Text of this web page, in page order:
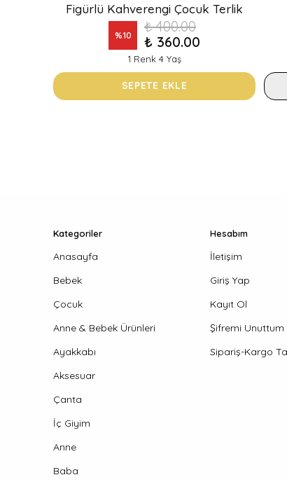
Figürlü Kahverengi Çocuk Terlik
%10
₺ 400.00
₺ 360.00
1 Renk 4 Yaş
SEPETE EKLE
Kategoriler
Anasayfa
Bebek
Çocuk
Anne & Bebek Ürünleri
Ayakkabı
Aksesuar
Çanta
İç Giyim
Anne
Baba
Hesabım
İletişim
Giriş Yap
Kayıt Ol
Şifremi Unuttum
Sipariş-Kargo